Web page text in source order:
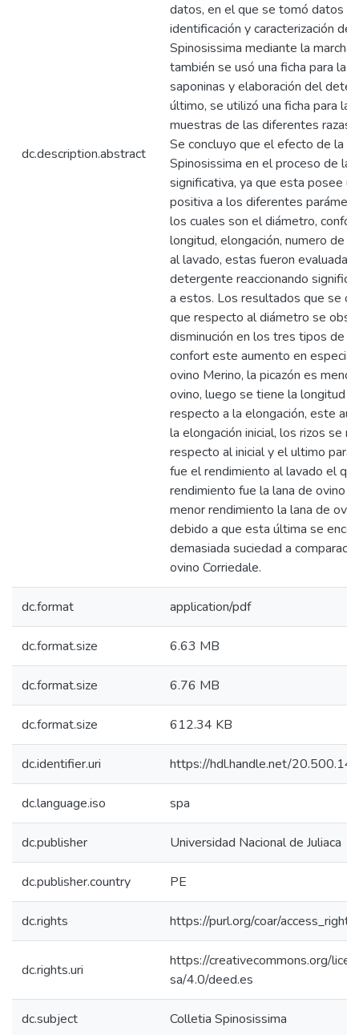
dc.description.abstract
datos, en el que se tomó datos
identificación y caracterización de
Spinosissima mediante la marcha
también se usó una ficha para la
saponinas y elaboración del
último, se utilizó una ficha para la
muestras de las diferentes razas
Se concluyo que el efecto de la
Spinosissima en el proceso de
significativa, ya que esta posee
positiva a los diferentes
los cuales son el diámetro,
longitud, elongación, numero de
al lavado, estas fueron
detergente reaccionando
a estos. Los resultados que se
que respecto al diámetro se
disminución en los tres tipos de
confort este aumento en especial
ovino Merino, la picazón es
ovino, luego se tiene la longitud
respecto a la elongación, este
la elongación inicial, los rizos se
respecto al inicial y el ultimo
fue el rendimiento al lavado el
rendimiento fue la lana de ovino
menor rendimiento la lana de
debido a que esta última se
demasiada suciedad a
ovino Corriedale.
dc.format application/pdf
dc.format.size 6.63 MB
dc.format.size 6.76 MB
dc.format.size 612.34 KB
dc.identifier.uri https://hdl.handle.net/
dc.language.iso spa
dc.publisher Universidad Nacional de Juliaca
dc.publisher.country PE
dc.rights https://purl.org/coar/access_right/
dc.rights.uri
https://creativecommons.org/
sa/4.0/deed.es
dc.subject Colletia Spinosissima